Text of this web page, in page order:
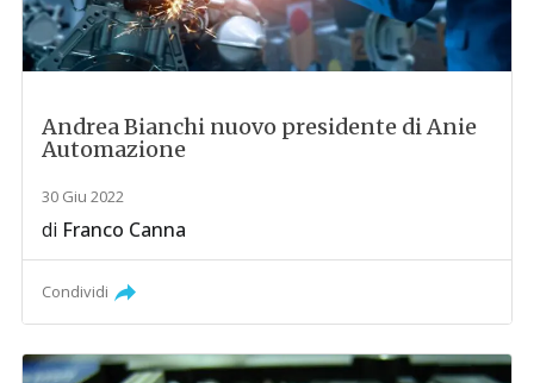
Andrea Bianchi nuovo presidente di Anie
Automazione
30 Giu 2022
di Franco Canna
Condividi